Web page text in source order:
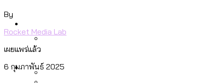
จราจรฯ เพิ่ม 150% มีเพียง 5 เขตที่งบเพิ่ม
สำรวจเหตุไฟไหม้ในกรุงเทพฯ ส่วนใหญ่มา
Culture
By
Rocket Media Lab
เผยแพร่แล้ว
6 กุมภาพันธ์ 2025